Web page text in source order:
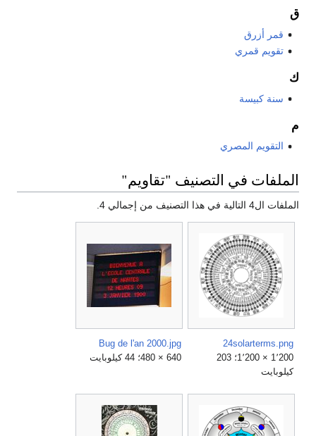
ق
قمر أزرق
تقويم قمري
ك
سنة كبيسة
م
التقويم المصري
الملفات في التصنيف "تقاويم"
الملفات ال4 التالية في هذا التصنيف من إجمالي 4.
24solarterms.png
1٬200 × 1٬200؛ 203
كيلوبايت
Bug de l'an 2000.jpg
640 × 480؛ 44 كيلوبايت